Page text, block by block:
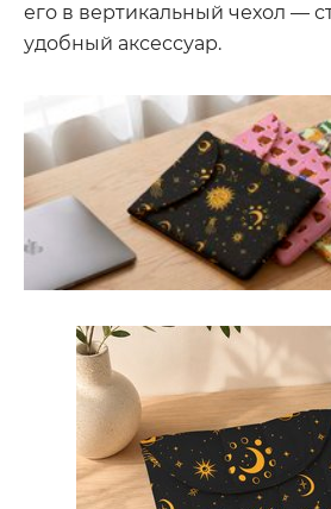
его в вертикальный чехол —
удобный аксессуар.